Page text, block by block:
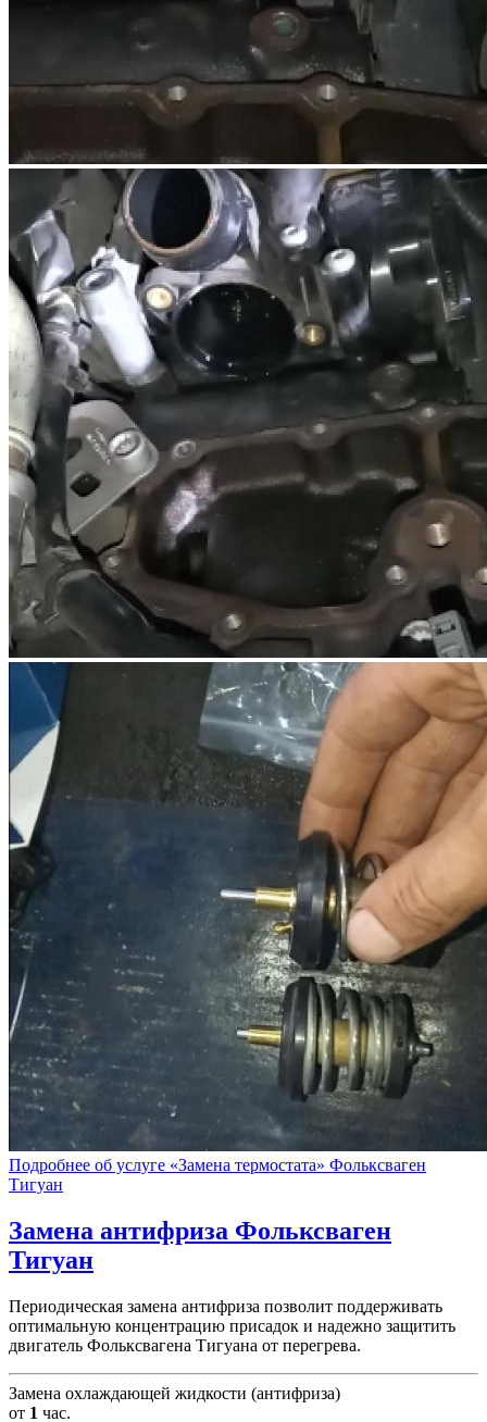
Подробнее об услуге «Замена термостата» Фольксваген
Тигуан
Замена антифриза Фольксваген
Тигуан
Периодическая замена антифриза позволит поддерживать
оптимальную концентрацию присадок и надежно защитить
двигатель Фольксвагена Тигуана от перегрева.
Замена охлаждающей жидкости (антифриза)
от 1 час.